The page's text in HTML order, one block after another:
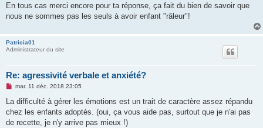
En tous cas merci encore pour ta réponse, ça fait du bien de savoir que
nous ne sommes pas les seuls à avoir enfant "râleur"!
Patricia01
Administrateur du site
Re: agressivité verbale et anxiété?
M
s
a
g
mar. 11 déc. 2018 23:05
La difficulté à gérer les émotions est un trait de caractère assez répandu
chez les enfants adoptés. (oui, ça vous aide pas, surtout que je n'ai pas
de recette, je n'y arrive pas mieux !)